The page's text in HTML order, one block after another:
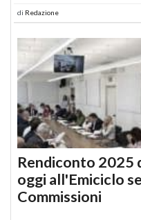
di Redazione
Rendiconto 2025
oggi all'Emiciclo
Commissioni